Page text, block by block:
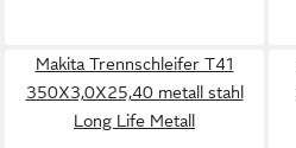
Makita Trennschleifer T41
350X3,0X25,40 metall stahl
Long Life Metall